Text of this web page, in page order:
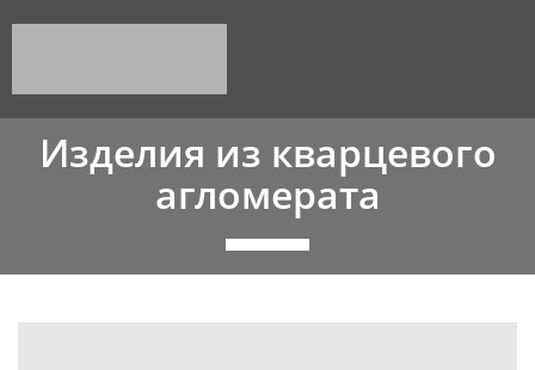
Изделия из кварцевого
агломерата